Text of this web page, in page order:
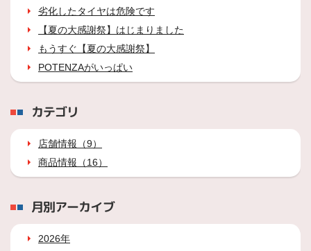
劣化したタイヤは危険です
【夏の大感謝祭】はじまりました
もうすぐ【夏の大感謝祭】
POTENZAがいっぱい
カテゴリ
店舗情報（9）
商品情報（16）
月別アーカイブ
2026年